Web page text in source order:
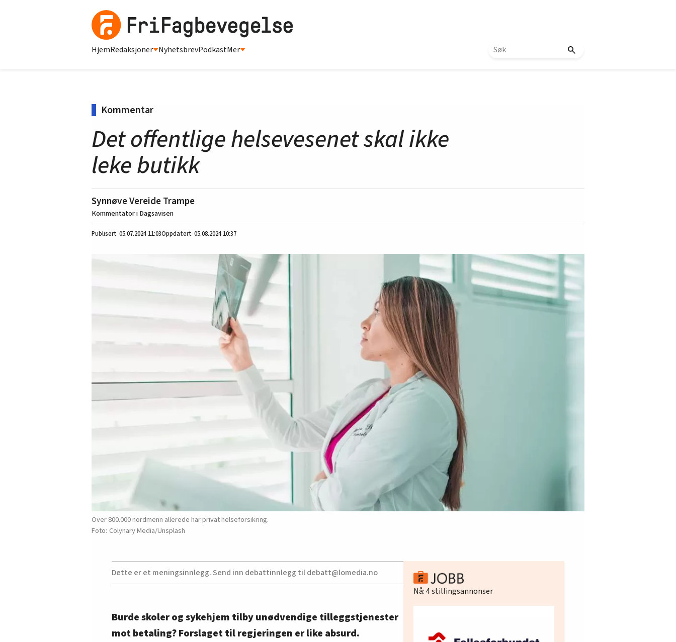
HjemRedaksjoner NyhetsbrevPodkastMer
Kommentar
Det offentlige helsevesenet skal ikke
leke butikk
Synnøve Vereide Trampe
Kommentator i Dagsavisen
05.07.2024 11:03 05.08.2024 10:37
Over 800.000 nordmenn allerede har privat helseforsikring.
Colynary Media/Unsplash
Dette er et meningsinnlegg. Send inn debattinnlegg til debatt@lomedia.no
Burde skoler og sykehjem tilby unødvendige tilleggstjenester
mot betaling? Forslaget til regjeringen er like absurd.
Nå:4stillingsannonser